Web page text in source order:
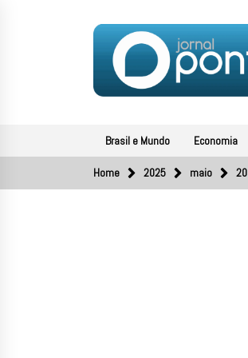
Brasil e Mundo Economia
Home 2025 maio 20